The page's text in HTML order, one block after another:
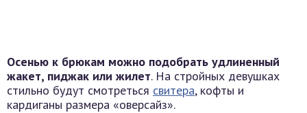
Осенью к брюкам можно подобрать удлиненный
жакет, пиджак или жилет. На стройных девушках
стильно будут смотреться свитера, кофты и
кардиганы размера «оверсайз».